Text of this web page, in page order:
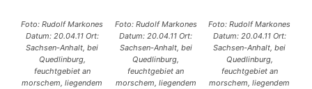
Foto: Rudolf Markones
Datum: 20.04.11 Ort:
Sachsen-Anhalt, bei
Quedlinburg,
feuchtgebiet an
morschem, liegendem
Foto: Rudolf Markones
Datum: 20.04.11 Ort:
Sachsen-Anhalt, bei
Quedlinburg,
feuchtgebiet an
morschem, liegendem
Foto: Rudolf Markones
Datum: 20.04.11 Ort:
Sachsen-Anhalt, bei
Quedlinburg,
feuchtgebiet an
morschem, liegendem